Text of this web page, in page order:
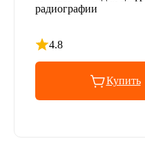
радиографии
4.8
Рейтинг 4.8 из 5
Купить